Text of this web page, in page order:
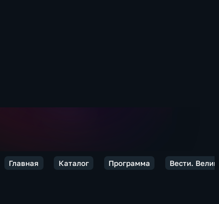
Главная Каталог Программа Вести.